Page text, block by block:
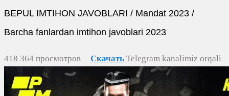
BEPUL IMTIHON JAVOBLARI / Mandat 2023 /
Barcha fanlardan imtihon javoblari 2023
418 364 просмотров Скачать Telegram kanalimiz orqali
tezda yuklash